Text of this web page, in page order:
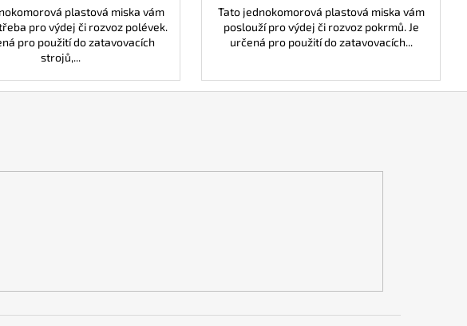
plastová miska vám
pro výdej či rozvoz polévek.
pro použití do zatavovacích
strojů,...
Tato jednokomorová plastová miska vám
poslouží pro výdej či rozvoz pokrmů. Je
určená pro použití do zatavovacích...